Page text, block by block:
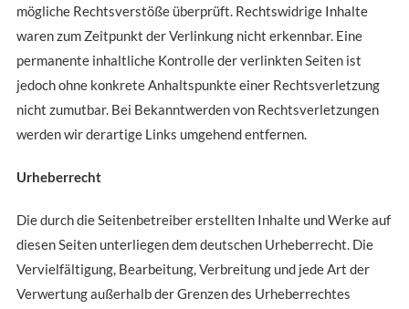
mögliche Rechtsverstöße überprüft. Rechtswidrige Inhalte
waren zum Zeitpunkt der Verlinkung nicht erkennbar. Eine
permanente inhaltliche Kontrolle der verlinkten Seiten ist
jedoch ohne konkrete Anhaltspunkte einer Rechtsverletzung
nicht zumutbar. Bei Bekanntwerden von Rechtsverletzungen
werden wir derartige Links umgehend entfernen.
Urheberrecht
Die durch die Seitenbetreiber erstellten Inhalte und Werke auf
diesen Seiten unterliegen dem deutschen Urheberrecht. Die
Vervielfältigung, Bearbeitung, Verbreitung und jede Art der
Verwertung außerhalb der Grenzen des Urheberrechtes